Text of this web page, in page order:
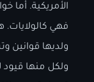
الأمريكية. أما
فهي كالولايات.
ولديها
ولكل منها قيود